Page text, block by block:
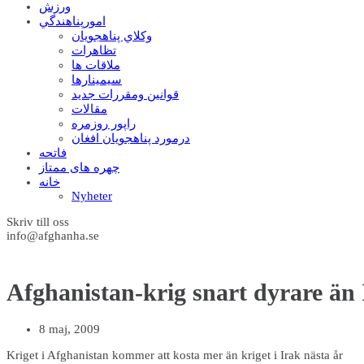
ورزش
امورپناهندگي
وکلاي پناهجويان
تظاهرات
ملاقات ها
سيمينارها
قوانين ومقررات جديد
مقالات
راپور روزمره
درمورد پناهجويان افغان
فاتحه
چهره های ممتاز
خانه
Nyheter
Skriv till oss
info@afghanha.se
Afghanistan-krig snart dyrare
8 maj, 2009
Kriget i Afghanistan kommer att kosta mer än kriget i Irak nästa år